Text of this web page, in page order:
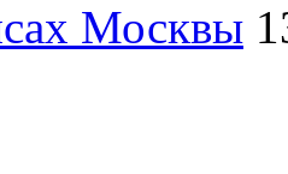
Москвы